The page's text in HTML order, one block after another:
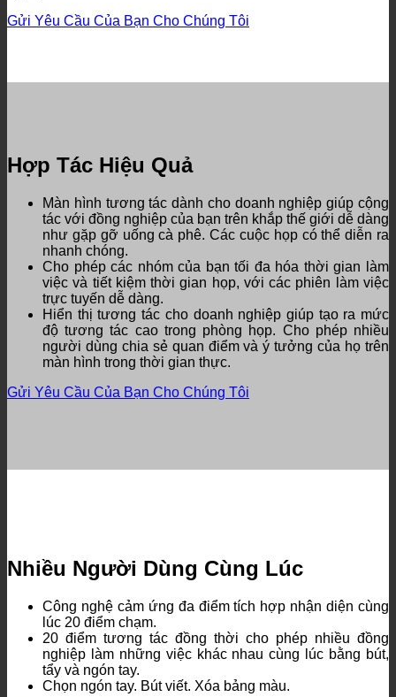
Gửi Yêu Cầu Của Bạn Cho Chúng Tôi
Hợp Tác Hiệu Quả
Màn hình tương tác dành cho doanh nghiệp giúp cộng
tác với đồng nghiệp của bạn trên khắp thế giới dễ dàng
như gặp gỡ uống cà phê. Các cuộc họp có thể diễn ra
nhanh chóng.
Cho phép các nhóm của bạn tối đa hóa thời gian làm
việc và tiết kiệm thời gian họp, với các phiên làm việc
trực tuyến dễ dàng.
Hiển thị tương tác cho doanh nghiệp giúp tạo ra mức
độ tương tác cao trong phòng họp. Cho phép nhiều
người dùng chia sẻ quan điểm và ý tưởng của họ trên
màn hình trong thời gian thực.
Gửi Yêu Cầu Của Bạn Cho Chúng Tôi
Nhiều Người Dùng Cùng Lúc
Công nghệ cảm ứng đa điểm tích hợp nhận diện cùng
lúc 20 điểm chạm.
20 điểm tương tác đồng thời cho phép nhiều đồng
nghiệp làm những việc khác nhau cùng lúc bằng bút,
tẩy và ngón tay.
Chọn ngón tay. Bút viết. Xóa bảng màu.